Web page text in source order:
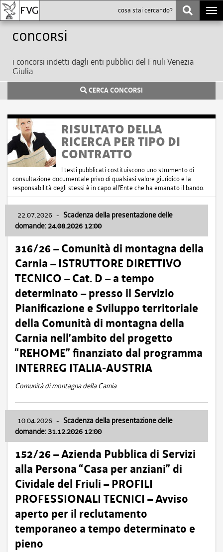
Concorsi
i concorsi indetti dagli enti pubblici del Friuli Venezia
Giulia
CERCA CONCORSI
RISULTATO DELLA
RICERCA PER TIPO DI
CONTRATTO
I testi pubblicati costituiscono uno strumento di
consultazione documentale privo di qualsiasi valore giuridico e la
responsabilità degli stessi è in capo all'Ente che ha emanato il bando.
22.07.2026 - Scadenza della presentazione delle
domande: 24.08.2026 12:00
316/26 – Comunità di montagna della
Carnia – ISTRUTTORE DIRETTIVO
TECNICO – Cat. D – a tempo
determinato – presso il Servizio
Pianificazione e Sviluppo territoriale
della Comunità di montagna della
Carnia nell’ambito del progetto
“REHOME” finanziato dal programma
INTERREG ITALIA-AUSTRIA
Comunità di montagna della Carnia
10.04.2026 - Scadenza della presentazione delle
domande: 31.12.2026 12:00
152/26 – Azienda Pubblica di Servizi
alla Persona “Casa per anziani” di
Cividale del Friuli – PROFILI
PROFESSIONALI TECNICI – Avviso
aperto per il reclutamento
temporaneo a tempo determinato e
pieno